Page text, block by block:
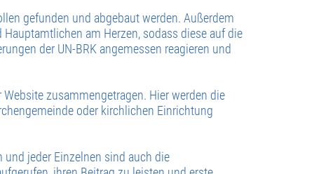
gefunden und abgebaut werden. Außerdem
am Herzen, sodass diese auf die
der UN-BRK angemessen reagieren und
zusammengetragen. Hier werden die
oder kirchlichen Einrichtung
jeder Einzelnen sind auch die